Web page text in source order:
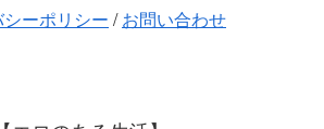
ーポリシー /お問い合わせ